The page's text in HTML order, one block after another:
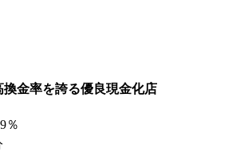
金率を誇る優良現金化店
％